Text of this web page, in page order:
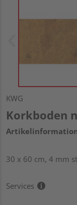
KWG
Korkboden
30 x 60 cm, 4 mm
Services